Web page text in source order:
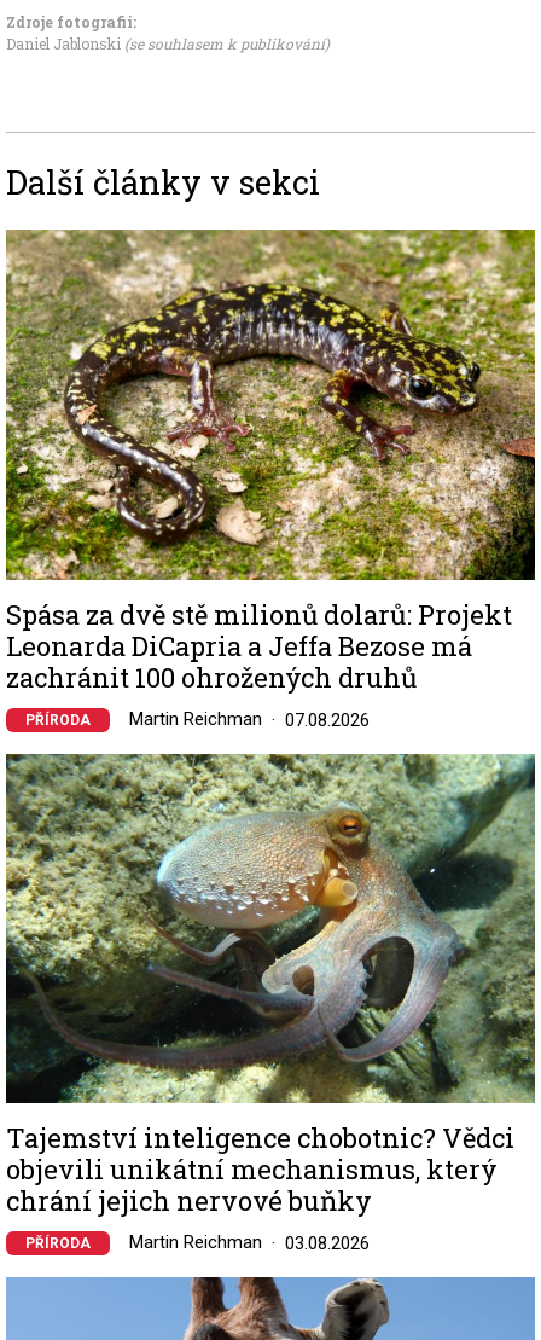
Zdroje fotografii:
Daniel Jablonski (se souhlasem k publikování)
Další články v sekci
Image
Spása za dvě stě milionů dolarů: Projekt
Leonarda DiCapria a Jeffa Bezose má
zachránit 100 ohrožených druhů
PŘÍRODA Martin Reichman 07.08.2026
Image
Tajemství inteligence chobotnic? Vědci
objevili unikátní mechanismus, který
chrání jejich nervové buňky
PŘÍRODA Martin Reichman 03.08.2026